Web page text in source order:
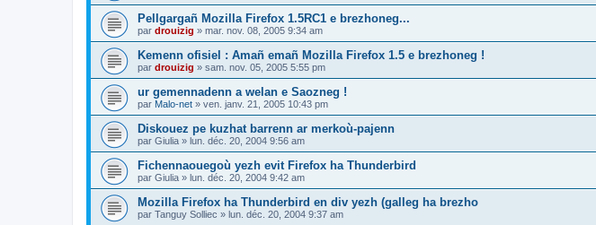
Pellgargañ Mozilla Firefox 1.5RC1 e brezhoneg...
par drouizig » mar. nov. 08, 2005 9:34 am
Kemenn ofisiel : Amañ emañ Mozilla Firefox 1.5 e brezhoneg !
par drouizig » sam. nov. 05, 2005 5:55 pm
ur gemennadenn a welan e Saozneg !
par Malo-net » ven. janv. 21, 2005 10:43 pm
Diskouez pe kuzhat barrenn ar merkoù-pajenn
par Giulia » lun. déc. 20, 2004 9:56 am
Fichennaouegoù yezh evit Firefox ha Thunderbird
par Giulia » lun. déc. 20, 2004 9:42 am
Mozilla Firefox ha Thunderbird en div yezh (galleg ha brezho
par Tanguy Solliec » lun. déc. 20, 2004 9:37 am